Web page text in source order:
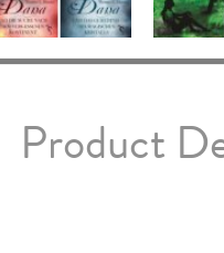
Product